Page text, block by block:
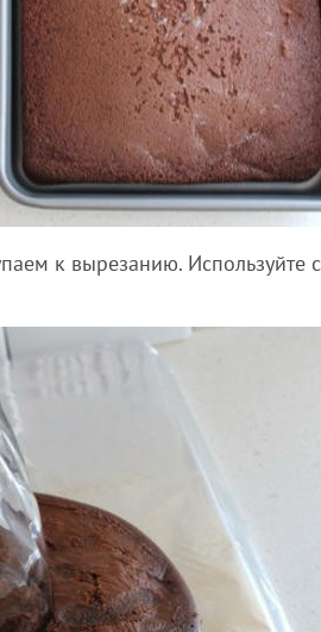
к вырезанию. Используйте